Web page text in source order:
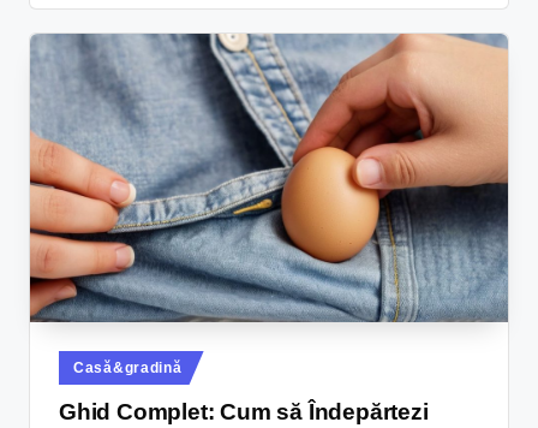
Casă&gradină
Ghid Complet: Cum să Îndepărtezi